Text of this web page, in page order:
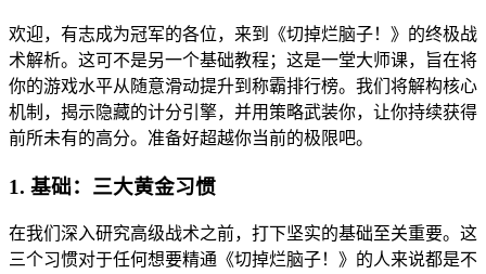
欢迎，有志成为冠军的各位，来到《切掉烂脑子！》的终极战
术解析。这可不是另一个基础教程；这是一堂大师课，旨在将
你的游戏水平从随意滑动提升到称霸排行榜。我们将解构核心
机制，揭示隐藏的计分引擎，并用策略武装你，让你持续获得
前所未有的高分。准备好超越你当前的极限吧。
1. 基础：三大黄金习惯
在我们深入研究高级战术之前，打下坚实的基础至关重要。这
三个习惯对于任何想要精通《切掉烂脑子！》的人来说都是不